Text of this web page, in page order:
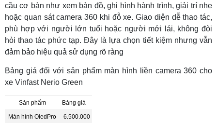
cầu cơ bản như xem bản đồ, ghi hình hành trình, giải trí nhẹ
hoặc quan sát camera 360 khi đỗ xe. Giao diện dễ thao tác,
phù hợp với người lớn tuổi hoặc người mới lái, không đòi
hỏi thao tác phức tạp. Đây là lựa chọn tiết kiệm nhưng vẫn
đảm bảo hiệu quả sử dụng rõ ràng
Bảng giá đối với sản phẩm màn hình liền camera 360 cho
xe Vinfast Nerio Green
Sản phẩm Bảng giá
Màn hình OledPro
6.500.000